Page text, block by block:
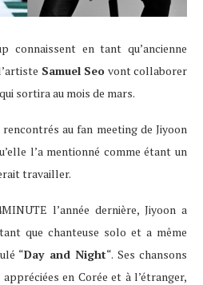
connaissent en tant qu’ancienne
Samuel Seo vont collaborer
sortira au mois de mars.
au fan meeting de Jiyoon
l’a mentionné comme étant un
travailler.
l’année dernière, Jiyoon a
que chanteuse solo et a même
“Day and Night“. Ses chansons
en Corée et à l’étranger,